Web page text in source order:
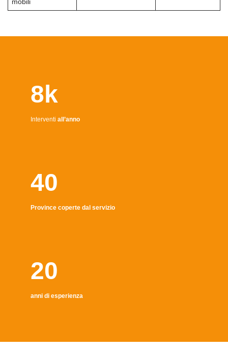
mobili
8k
Interventi all’anno
40
Province coperte dal servizio
20
anni di esperienza